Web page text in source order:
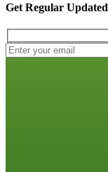
Get Regular Updated